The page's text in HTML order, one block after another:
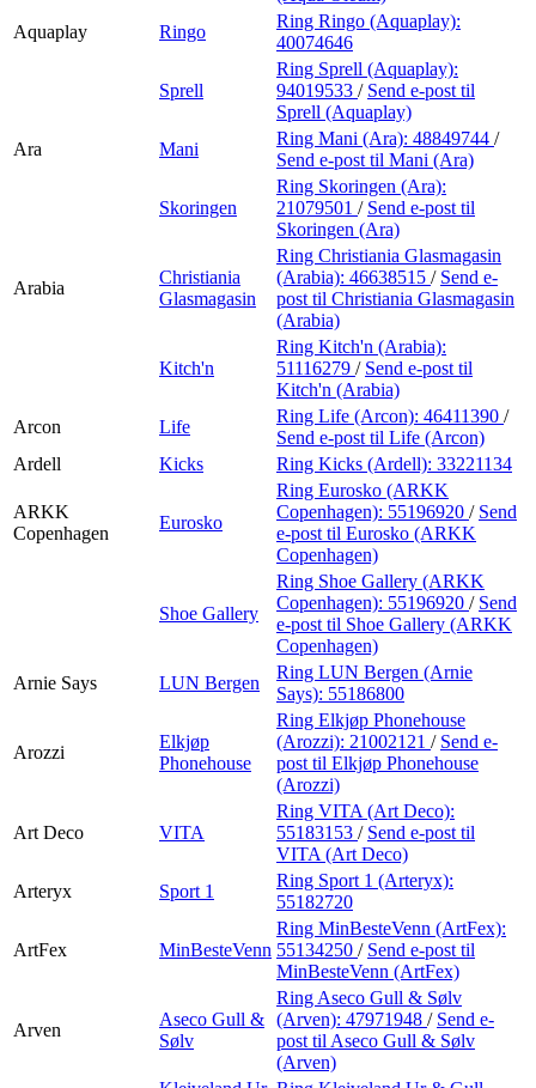
Aquaplay
Ringo
Ring Ringo (Aquaplay):
40074646
Sprell
Ring Sprell (Aquaplay):
94019533 / Send e-post til
Sprell (Aquaplay)
Ara
Mani
Ring Mani (Ara): 48849744 /
Send e-post til Mani (Ara)
Skoringen
Ring Skoringen (Ara):
21079501 / Send e-post til
Skoringen (Ara)
Arabia
Christiania
Glasmagasin
Ring Christiania Glasmagasin
(Arabia): 46638515 / Send e-
post til Christiania Glasmagasin
(Arabia)
Kitch'n
Ring Kitch'n (Arabia):
51116279 / Send e-post til
Kitch'n (Arabia)
Arcon
Life
Ring Life (Arcon): 46411390 /
Send e-post til Life (Arcon)
Ardell
Kicks Ring Kicks (Ardell): 33221134
ARKK
Copenhagen
Eurosko
Ring Eurosko (ARKK
Copenhagen): 55196920 / Send
e-post til Eurosko (ARKK
Copenhagen)
Shoe Gallery
Ring Shoe Gallery (ARKK
Copenhagen): 55196920 / Send
e-post til Shoe Gallery (ARKK
Copenhagen)
Arnie Says
LUN Bergen
Ring LUN Bergen (Arnie
Says): 55186800
Arozzi
Elkjøp
Phonehouse
Ring Elkjøp Phonehouse
(Arozzi): 21002121 / Send e-
post til Elkjøp Phonehouse
(Arozzi)
Art Deco VITA
Ring VITA (Art Deco):
55183153 / Send e-post til
VITA (Art Deco)
Arteryx
Sport 1
Ring Sport 1 (Arteryx):
55182720
ArtFex MinBesteVenn
Ring MinBesteVenn (ArtFex):
55134250 / Send e-post til
MinBesteVenn (ArtFex)
Arven
Aseco Gull &
Sølv
Ring Aseco Gull & Sølv
(Arven): 47971948 / Send e-
post til Aseco Gull & Sølv
(Arven)